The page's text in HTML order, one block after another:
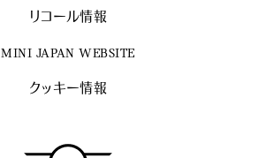
リコール情報
MINI JAPAN WEBSITE
クッキー情報